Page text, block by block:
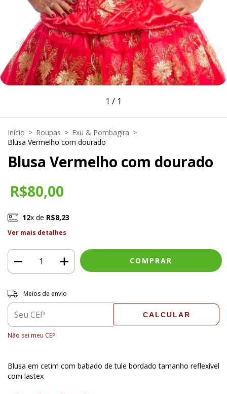
1 / 1
Início > Roupas > Exu & Pombagira >
Blusa Vermelho com dourado
Blusa Vermelho com dourado
R$80,00
12x de R$8,23
Ver mais detalhes
Entregas para o CEP:
Meios de envio
CALCULAR
Não sei meu CEP
Blusa em cetim com babado de tule bordado tamanho reflexível
com lastex